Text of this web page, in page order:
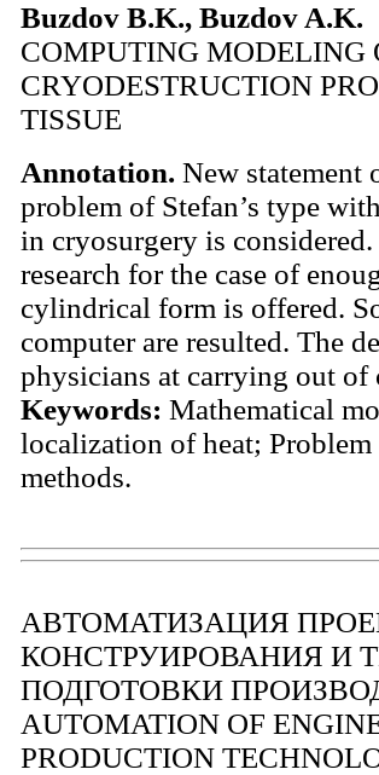
Buzdov B.K., Buzdov A.K.
COMPUTING MODELING
CRYODESTRUCTION
TISSUE
Annotation. New statement
problem of Stefan’s type
in cryosurgery is
research for the case of
cylindrical form is offered.
computer are resulted. The
physicians at carrying out of
Keywords: Mathematical
localization of heat;
methods.
АВТОМАТИЗАЦИЯ
КОНСТРУИРОВАНИЯ И
ПОДГОТОВКИ
AUTOMATION OF
PRODUCTION